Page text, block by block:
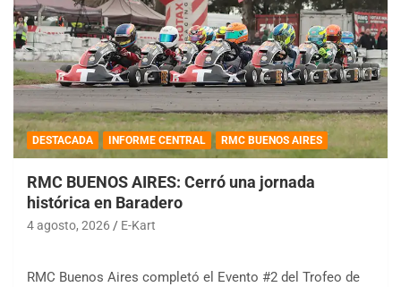
DESTACADA INFORME CENTRAL RMC BUENOS AIRES
RMC BUENOS AIRES: Cerró una jornada
histórica en Baradero
4 agosto, 2026 E-Kart
RMC Buenos Aires completó el Evento #2 del Trofeo de